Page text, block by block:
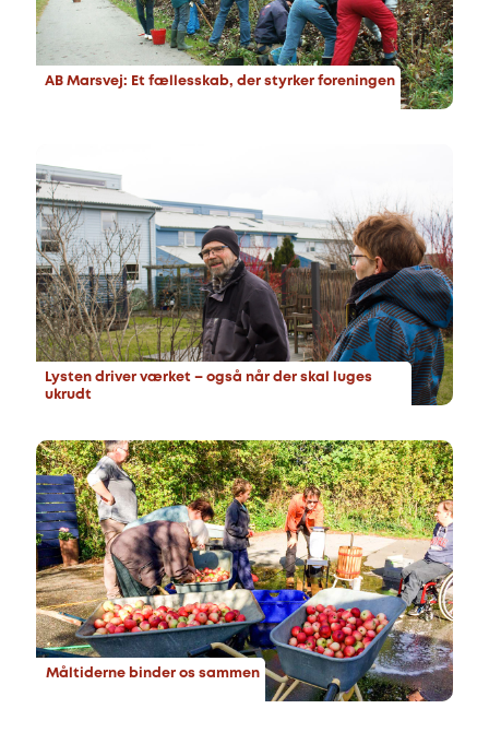
AB Marsvej: Et fællesskab, der styrker foreningen
Lysten driver værket – også når der skal luges
ukrudt
Måltiderne binder os sammen